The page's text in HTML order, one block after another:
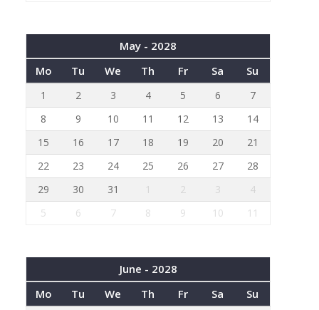
May - 2028
Mo
Tu We Th Fr Sa Su
1 2 3 4 5 6
7
8
9 10 11 12 13
14
15
16 17 18 19 20
21
22
23 24 25 26 27
28
29
30 31 1 2 3
4
5
6 7 8 9 10 11
June - 2028
Mo
Tu We Th Fr Sa Su